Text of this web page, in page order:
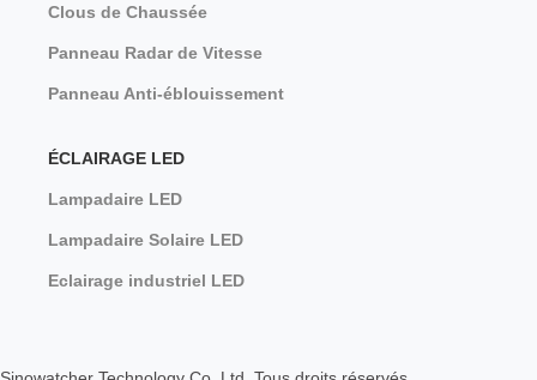
Clous de Chaussée
Panneau Radar de Vitesse
Panneau Anti-éblouissement
ÉCLAIRAGE LED
Lampadaire LED
Lampadaire Solaire LED
Eclairage industriel LED